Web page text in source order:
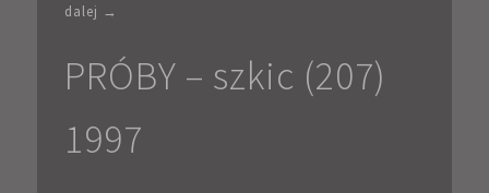
dalej →
PRÓBY – szkic (207)
1997